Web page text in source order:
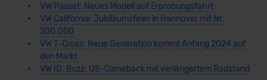
VW Passat: Neues Modell auf Erprobungsfahrt
VW California: Jubiläumsfeier in Hannover mit Nr.
200.000
VW T-Cross: Neue Generation kommt Anfang 2024 auf
den Markt
VW ID. Buzz: US-Comeback mit verlängertem Radstand